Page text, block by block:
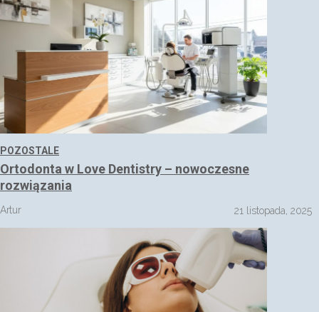
POZOSTALE
Ortodonta w Love Dentistry – nowoczesne
rozwiązania
Artur 21 listopada, 2025